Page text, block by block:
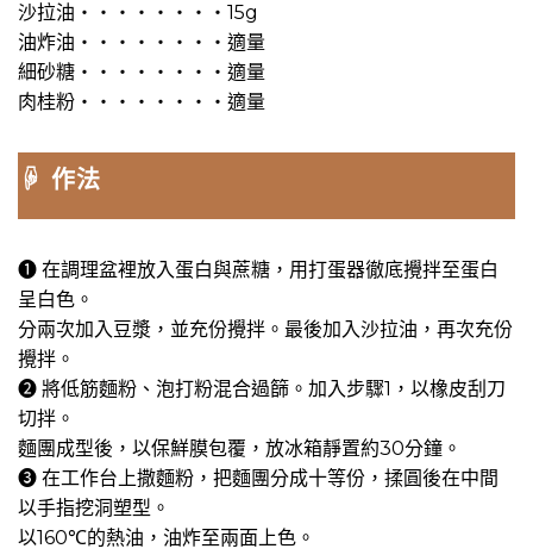
沙拉油・・・・・・・・15g
油炸油・・・・・・・・適量
細砂糖・・・・・・・・適量
肉桂粉・・・・・・・・適量
☟ 作法
➊ 在調理盆裡放入蛋白與蔗糖，用打蛋器徹底攪拌至蛋白
呈白色。
分兩次加入豆漿，並充份攪拌。最後加入沙拉油，再次充份
攪拌。
➋ 將低筋麵粉、泡打粉混合過篩。加入步驟1，以橡皮刮刀
切拌。
麵團成型後，以保鮮膜包覆，放冰箱靜置約30分鐘。
➌ 在工作台上撒麵粉，把麵團分成十等份，揉圓後在中間
以手指挖洞塑型。
以160℃的熱油，油炸至兩面上色。